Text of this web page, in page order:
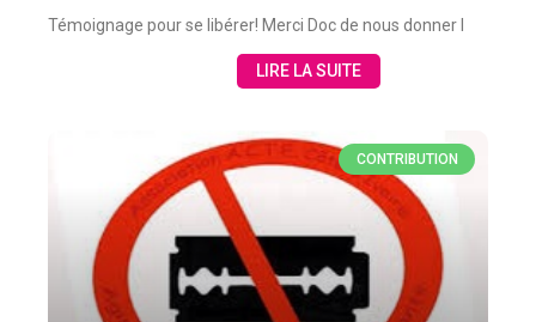
Témoignage pour se libérer! Merci Doc de nous donner l
LIRE LA SUITE
CONTRIBUTION